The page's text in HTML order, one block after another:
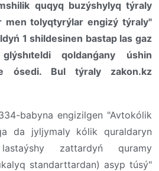
quqyq buzýshylyq týraly
men tolyqtyrýlar engizý týraly"
1 shildesinen bastap las gaz
qoldanǵany úshin
ósedi. Bul týraly zakon.kz
babyna engizilgen "Avtokólik
da jyljymaly kólik quraldaryn
lastaýshy zattardyń quramy
standarttardan) asyp túsý"